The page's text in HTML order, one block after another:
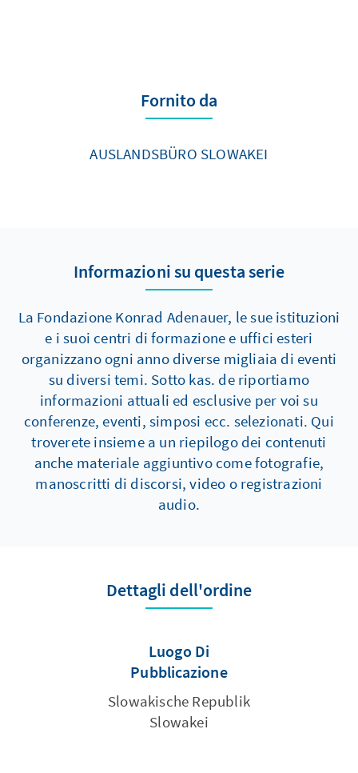
Fornito da
AUSLANDSBÜRO SLOWAKEI
Informazioni su questa serie
La Fondazione Konrad Adenauer, le sue istituzioni
e i suoi centri di formazione e uffici esteri
organizzano ogni anno diverse migliaia di eventi
su diversi temi. Sotto kas. de riportiamo
informazioni attuali ed esclusive per voi su
conferenze, eventi, simposi ecc. selezionati. Qui
troverete insieme a un riepilogo dei contenuti
anche materiale aggiuntivo come fotografie,
manoscritti di discorsi, video o registrazioni
audio.
Dettagli dell'ordine
Luogo Di
Pubblicazione
Slowakische Republik
Slowakei